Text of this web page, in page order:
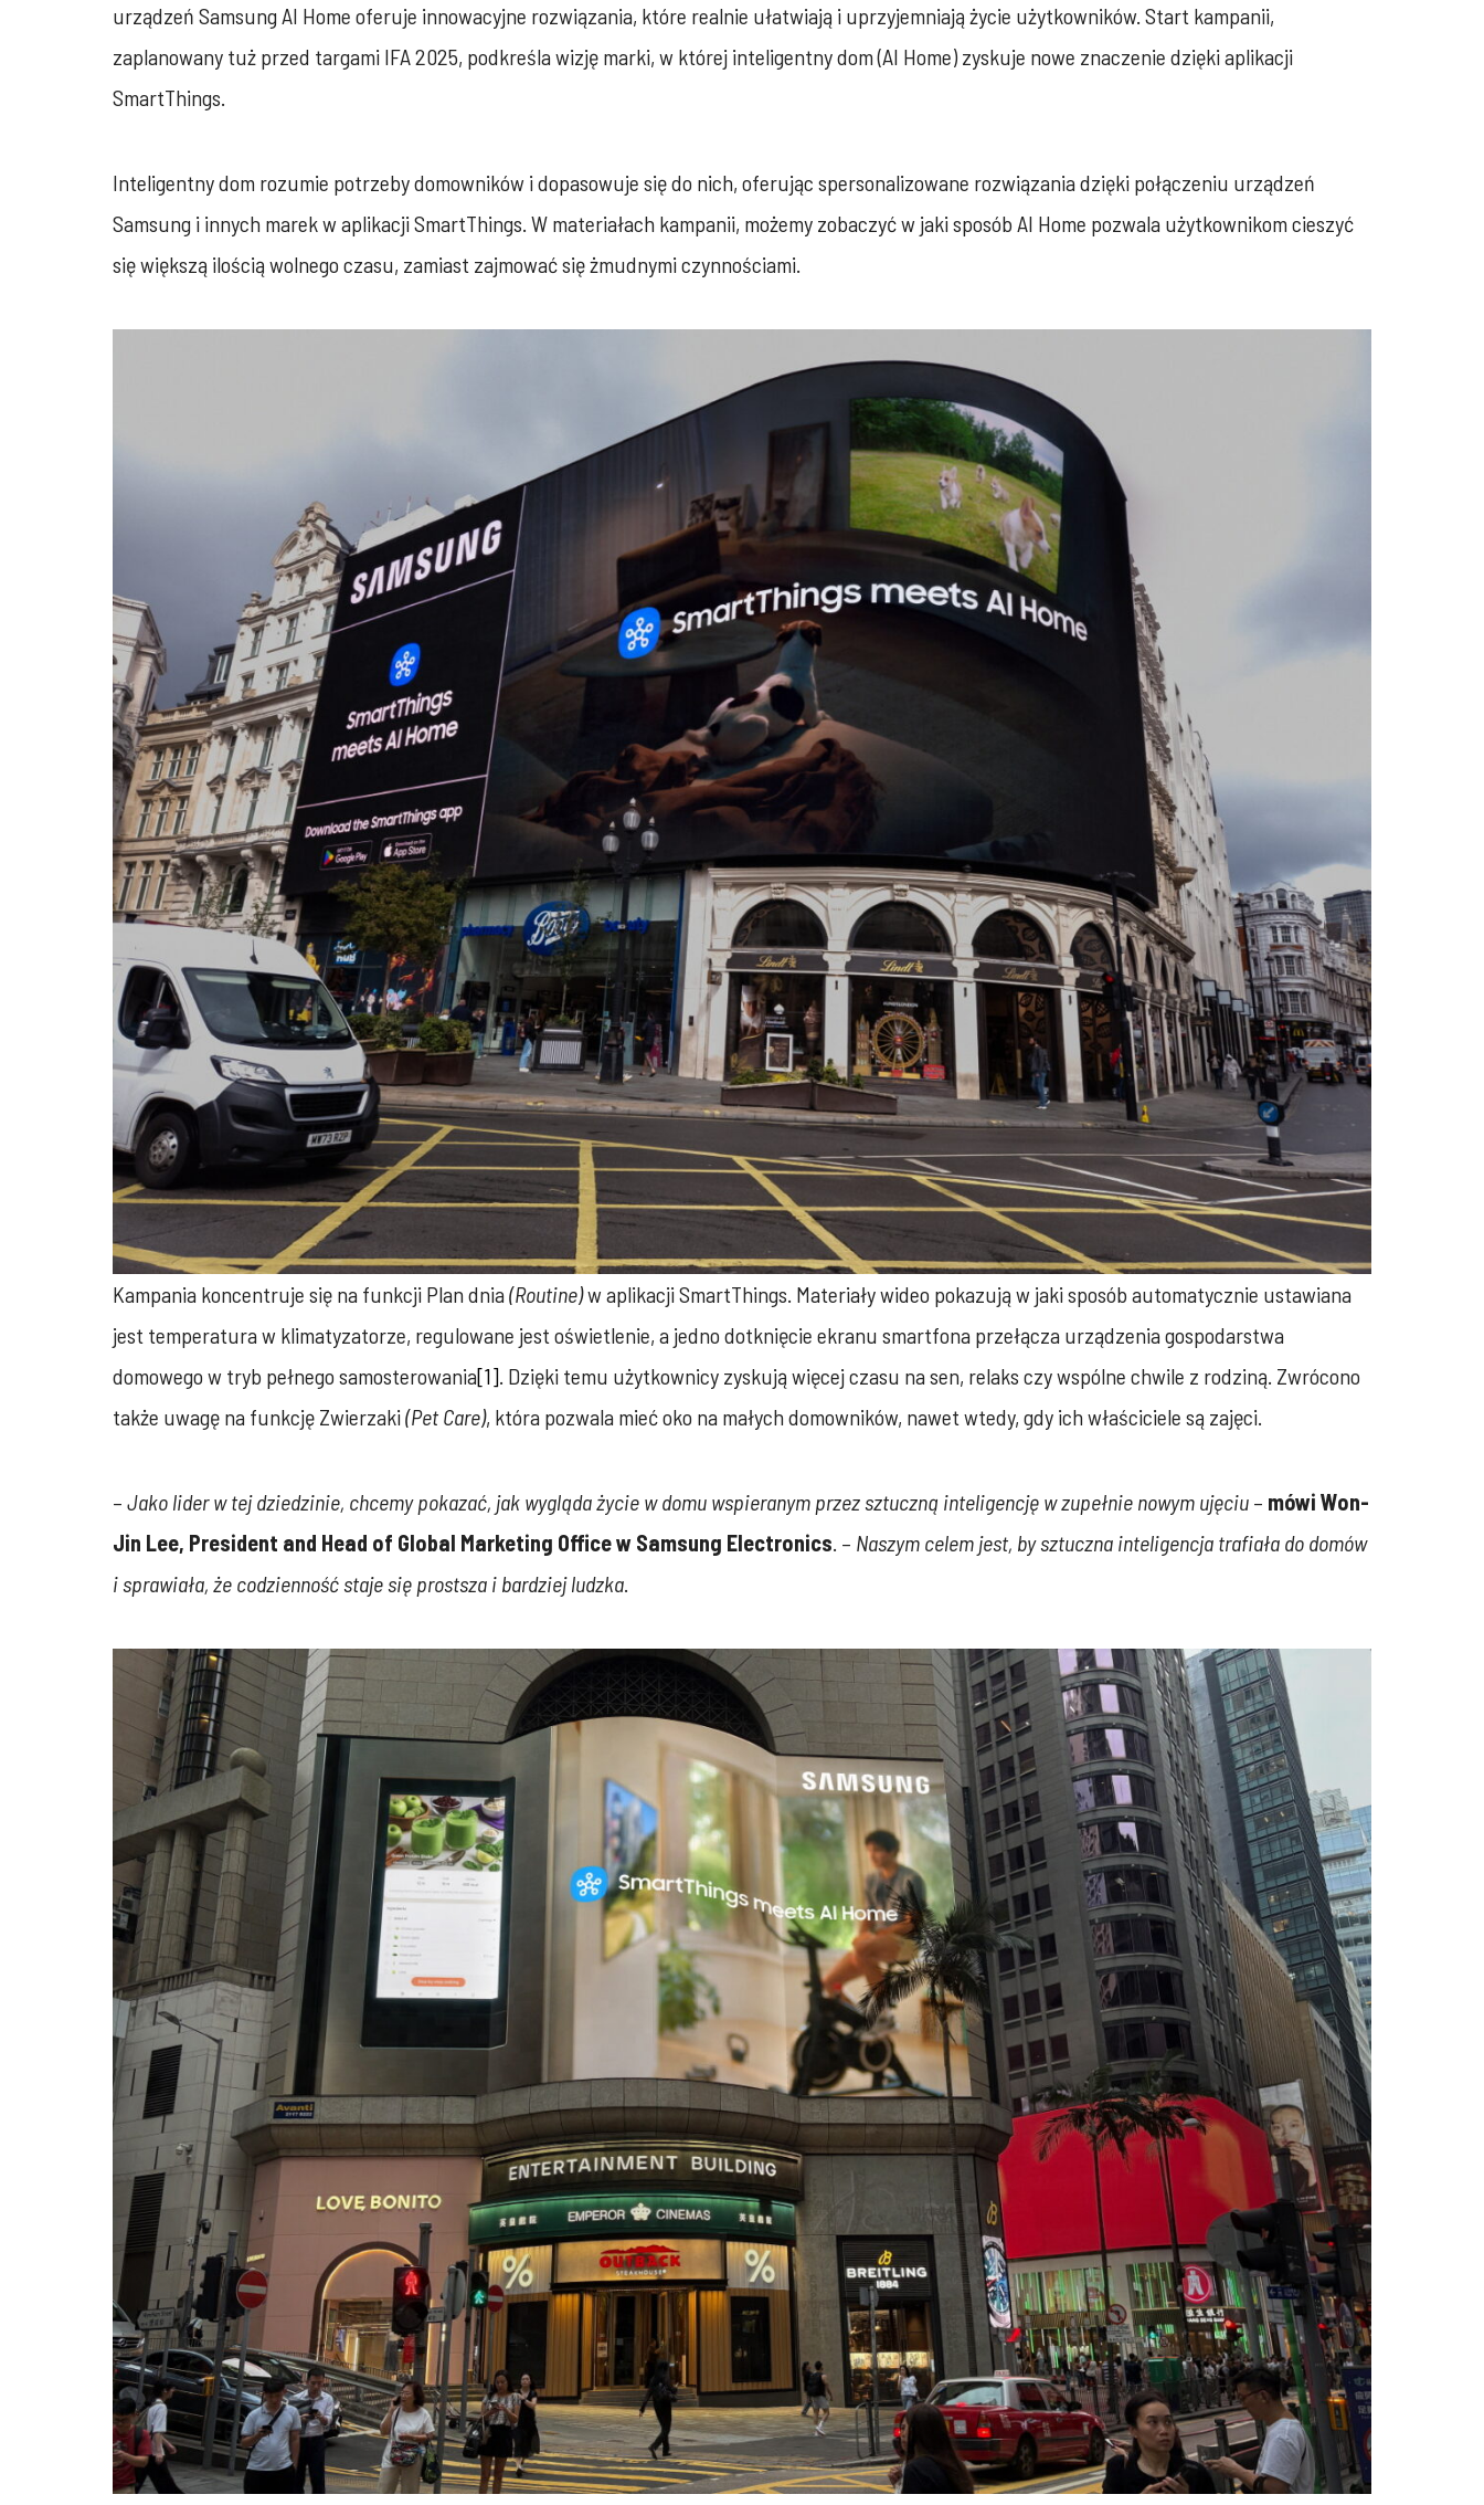
urządzeń Samsung AI Home oferuje innowacyjne rozwiązania, które realnie ułatwiają i uprzyjemniają życie użytkowników. Start kampanii,
zaplanowany tuż przed targami IFA 2025, podkreśla wizję marki, w której inteligentny dom (AI Home) zyskuje nowe znaczenie dzięki aplikacji
SmartThings.
Inteligentny dom rozumie potrzeby domowników i dopasowuje się do nich, oferując spersonalizowane rozwiązania dzięki połączeniu urządzeń
Samsung i innych marek w aplikacji SmartThings. W materiałach kampanii, możemy zobaczyć w jaki sposób AI Home pozwala użytkownikom cieszyć
się większą ilością wolnego czasu, zamiast zajmować się żmudnymi czynnościami.
Kampania koncentruje się na funkcji Plan dnia(Routine)w aplikacji SmartThings. Materiały wideo pokazują w jaki sposób automatycznie ustawiana
jest temperatura w klimatyzatorze, regulowane jest oświetlenie, a jedno dotknięcie ekranu smartfona przełącza urządzenia gospodarstwa
domowego w tryb pełnego samosterowania[1]. Dzięki temu użytkownicy zyskują więcej czasu na sen, relaks czy wspólne chwile z rodziną. Zwrócono
także uwagę na funkcję Zwierzaki(Pet Care), która pozwala mieć oko na małych domowników, nawet wtedy, gdy ich właściciele są zajęci.
– Jako lider w tej dziedzinie, chcemy pokazać, jak wygląda życie w domu wspieranym przez sztuczną inteligencję w zupełnie nowym ujęciu – mówi Won-
Jin Lee, President and Head of Global Marketing Officew Samsung Electronics. – Naszym celem jest, by sztuczna inteligencja trafiała do domów
i sprawiała, że codzienność staje się prostsza i bardziej ludzka.